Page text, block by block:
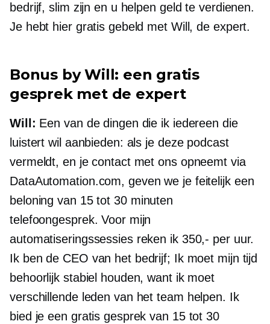
bedrijf, slim zijn en u helpen geld te verdienen.
Je hebt hier gratis gebeld met Will, de expert.
Bonus by Will: een gratis
gesprek met de expert
Will: Een van de dingen die ik iedereen die
luistert wil aanbieden: als je deze podcast
vermeldt, en je contact met ons opneemt via
DataAutomation.com, geven we je feitelijk een
beloning van 15 tot 30 minuten
telefoongesprek. Voor mijn
automatiseringssessies reken ik 350,- per uur.
Ik ben de CEO van het bedrijf; Ik moet mijn tijd
behoorlijk stabiel houden, want ik moet
verschillende leden van het team helpen. Ik
bied je een gratis gesprek van 15 tot 30